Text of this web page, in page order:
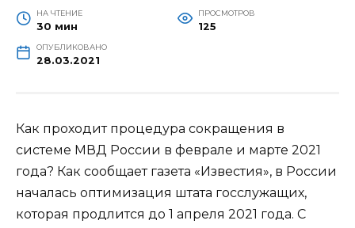
НА ЧТЕНИЕ
30 мин
ПРОСМОТРОВ
125
ОПУБЛИКОВАНО
28.03.2021
Как проходит процедура сокращения в
системе МВД России в феврале и марте 2021
года? Как сообщает газета «Известия», в России
началась оптимизация штата госслужащих,
которая продлится до 1 апреля 2021 года. С